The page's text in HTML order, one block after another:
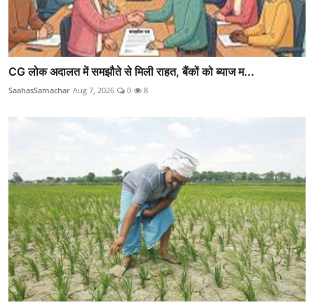
CG लोक अदालत में समझौते से मिली राहत, बैंकों को ब्याज म...
SaahasSamachar Aug 7, 2026 0 8